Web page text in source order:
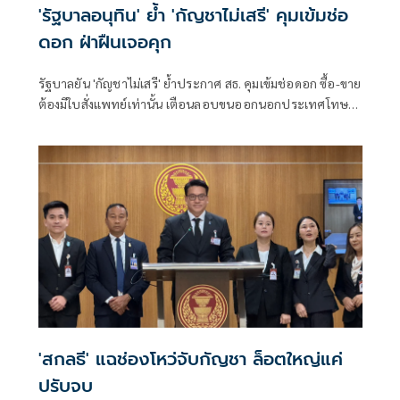
'รัฐบาลอนุทิน' ย้ำ 'กัญชาไม่เสรี' คุมเข้มช่อ
ดอก ฝ่าฝืนเจอคุก
รัฐบาลยัน 'กัญชาไม่เสรี' ย้ำประกาศ สธ. คุมเข้มช่อดอก ซื้อ-ขาย
ต้องมีใบสั่งแพทย์เท่านั้น เตือนลอบขนออกนอกประเทศโทษ
'สกลธี' แฉช่องโหว่จับกัญชา ล็อตใหญ่แค่
ปรับจบ